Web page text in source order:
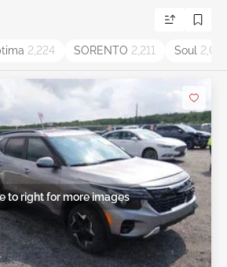
2,224 SORENTO 2,211 Soul
to right for more images